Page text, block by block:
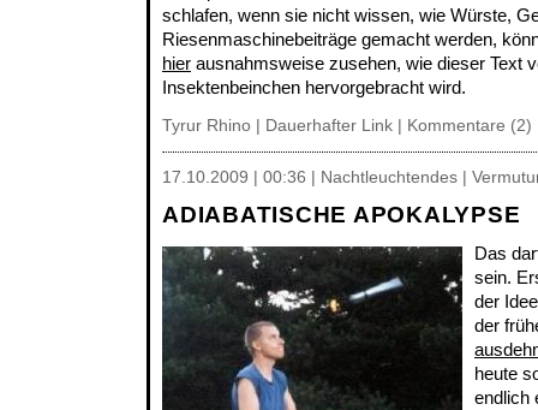
schlafen, wenn sie nicht wissen, wie Würste,
Riesenmaschinebeiträge gemacht werden,
hier ausnahmsweise zusehen, wie dieser Text
Insektenbeinchen hervorgebracht wird.
Tyrur Rhino | Dauerhafter Link Kommentare (2)
17.10.2009 | 00:36 | Nachtleuchtendes |
ADIABATISCHE APOKALYPSE
Das
sein.
der
der
heute
endlich